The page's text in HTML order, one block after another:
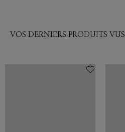
VOS DERNIERS PRODUITS VUS